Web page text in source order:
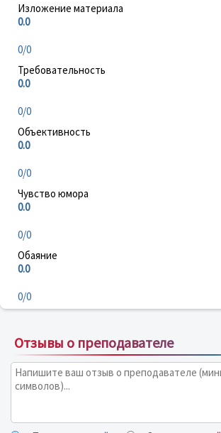
Изложение материала
0.0
0/0
Требовательность
0.0
0/0
Объективность
0.0
0/0
Чувство юмора
0.0
0/0
Обаяние
0.0
0/0
Отзывы о преподавателе